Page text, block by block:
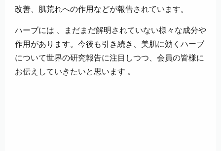
改善、肌荒れへの作用などが報告されています。
ハーブには 、まだまだ解明されていない様々な成分や
作用があります。今後も引き続き、美肌に効くハーブ
について世界の研究報告に注目しつつ、会員の皆様に
お伝えしていきたいと思います 。